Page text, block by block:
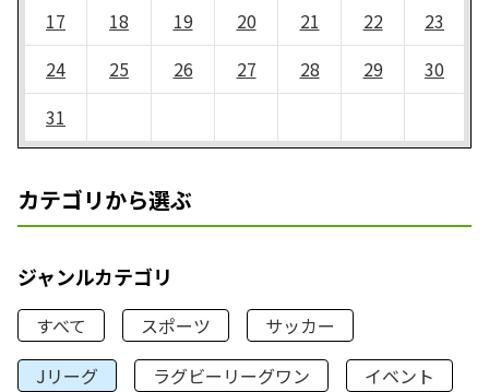
17
18 19 20 21 22
23
24
25 26 27 28 29
30
31
カテゴリから選ぶ
ジャンルカテゴリ
すべて スポーツ
サッカー
Jリーグ
ラグビーリーグワン
イベント